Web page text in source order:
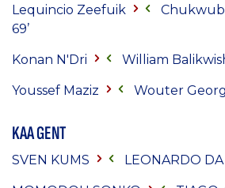
Lequincio Zeefuik
69’
Konan N'Dri William
Youssef Maziz Wouter
KAA GENT
SVEN KUMS LEONARDO DA